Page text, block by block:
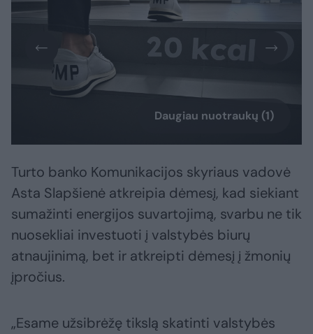
Daugiau nuotraukų (1)
Turto banko Komunikacijos skyriaus vadovė
Asta Slapšienė atkreipia dėmesį, kad siekiant
sumažinti energijos suvartojimą, svarbu ne tik
nuosekliai investuoti į valstybės biurų
atnaujinimą, bet ir atkreipti dėmesį į žmonių
įpročius.
„Esame užsibrėžę tikslą skatinti valstybės